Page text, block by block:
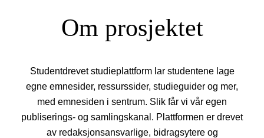
Om prosjektet
Studentdrevet studieplattform lar studentene lage
egne emnesider, ressurssider, studieguider og mer,
med emnesiden i sentrum. Slik får vi vår egen
publiserings- og samlingskanal. Plattformen er drevet
av redaksjonsansvarlige, bidragsytere og